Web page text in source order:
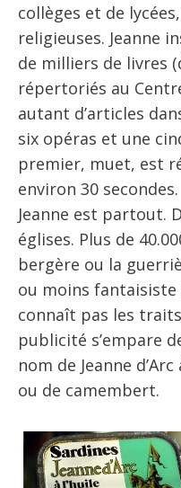
collèges et de
religieuses. Jeanne
de milliers de livres
répertoriés au
autant d’articles
six opéras et une
premier, muet, est
environ 30 secondes.
Jeanne est partout.
églises. Plus de
bergère ou la
ou moins fantaisiste
connaît pas les traits
publicité s’empare
nom de Jeanne
ou de camembert.